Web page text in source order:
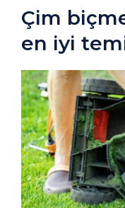
Çim
en iyi